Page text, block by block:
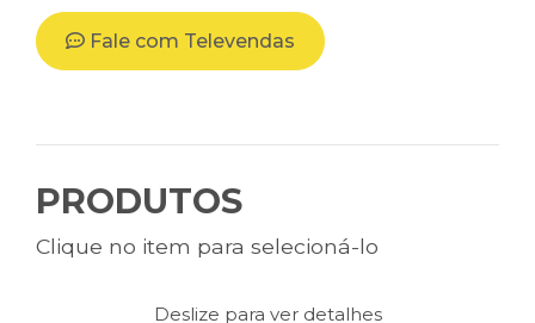
Fale com Televendas
PRODUTOS
Clique no item para selecioná-lo
Deslize para ver detalhes